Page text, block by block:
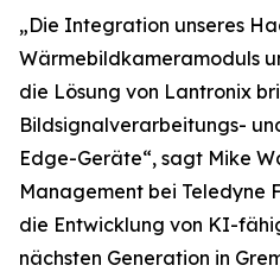
„Die Integration unseres
Wärmebildkameramoduls
die Lösung von Lantronix
Bildsignalverarbeitungs-
Edge-Geräte“, sagt Mike
Management bei Teledyne
die Entwicklung von KI-
nächsten Generation in